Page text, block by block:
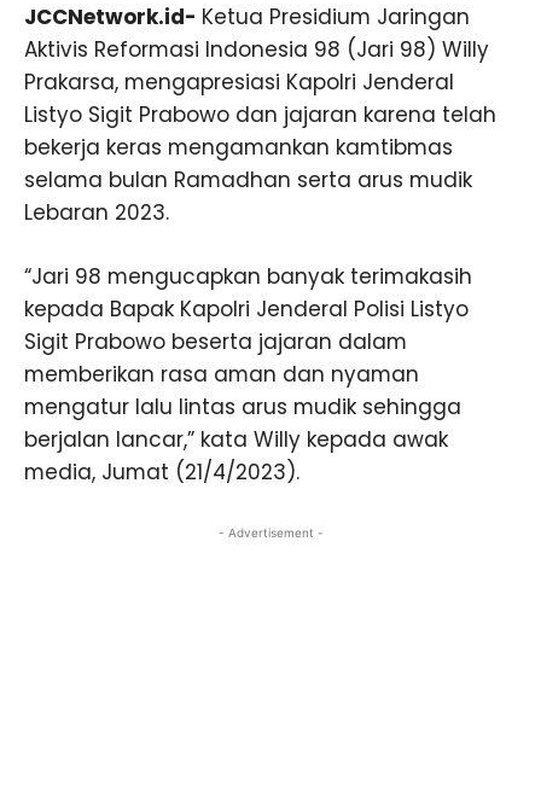
JCCNetwork.id- Ketua Presidium Jaringan
Aktivis Reformasi Indonesia 98 (Jari 98) Willy
Prakarsa, mengapresiasi Kapolri Jenderal
Listyo Sigit Prabowo dan jajaran karena telah
bekerja keras mengamankan kamtibmas
selama bulan Ramadhan serta arus mudik
Lebaran 2023.
“Jari 98 mengucapkan banyak terimakasih
kepada Bapak Kapolri Jenderal Polisi Listyo
Sigit Prabowo beserta jajaran dalam
memberikan rasa aman dan nyaman
mengatur lalu lintas arus mudik sehingga
berjalan lancar,” kata Willy kepada awak
media, Jumat (21/4/2023).
- Advertisement -